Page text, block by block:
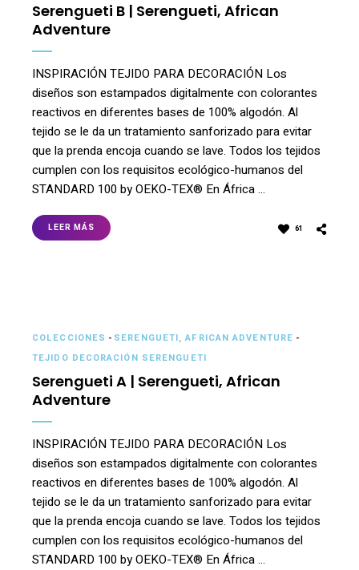
Serengueti B | Serengueti, African
Adventure
INSPIRACIÓN TEJIDO PARA DECORACIÓN Los
diseños son estampados digitalmente con colorantes
reactivos en diferentes bases de 100% algodón. Al
tejido se le da un tratamiento sanforizado para evitar
que la prenda encoja cuando se lave. Todos los tejidos
cumplen con los requisitos ecológico-humanos del
STANDARD 100 by OEKO-TEX® En África …
LEER MÁS 61
COLECCIONES - SERENGUETI, AFRICAN ADVENTURE -
TEJIDO DECORACIÓN SERENGUETI
Serengueti A | Serengueti, African
Adventure
INSPIRACIÓN TEJIDO PARA DECORACIÓN Los
diseños son estampados digitalmente con colorantes
reactivos en diferentes bases de 100% algodón. Al
tejido se le da un tratamiento sanforizado para evitar
que la prenda encoja cuando se lave. Todos los tejidos
cumplen con los requisitos ecológico-humanos del
STANDARD 100 by OEKO-TEX® En África …